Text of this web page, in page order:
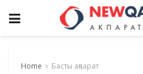
Home Басты ақпарат